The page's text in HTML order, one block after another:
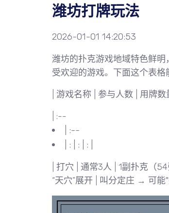
潍坊打牌玩法
2026-01-01 14:20:53
潍坊的扑克游戏地域特色鲜明
受欢迎的游戏。下面这个表格
| 游戏名称 | 参与人数 | 用牌
| :--
| :--
| : | : | : |
打穴 | 通常3人 | 1副扑克（
“天穴”展开 | 叫分定庄 → 可